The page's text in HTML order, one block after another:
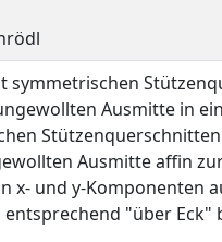
symmetrischen
Ausmitte in
Ausmitte affin
x- und y-Komponenten
"über Eck"